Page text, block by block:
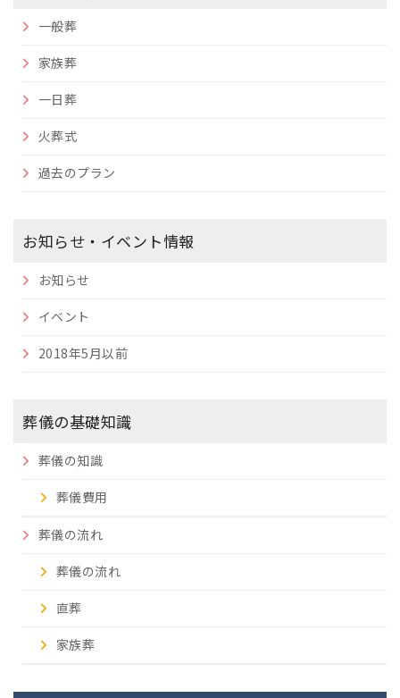
一般葬
家族葬
一日葬
火葬式
過去のプラン
お知らせ・イベント情報
お知らせ
イベント
2018年5月以前
葬儀の基礎知識
葬儀の知識
葬儀費用
葬儀の流れ
葬儀の流れ
直葬
家族葬